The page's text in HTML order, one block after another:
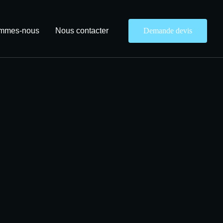
nous Nous contacter Demande devis